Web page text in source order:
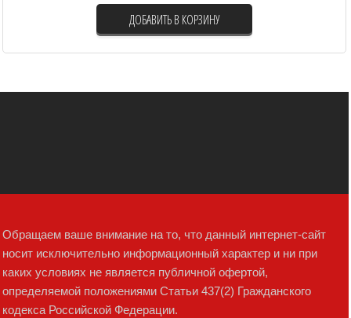
ДОБАВИТЬ В КОРЗИНУ
Обращаем ваше внимание на то, что данный интернет-сайт
носит исключительно информационный характер и ни при
каких условиях не является публичной офертой,
определяемой положениями Статьи 437(2) Гражданского
кодекса Российской Федерации.